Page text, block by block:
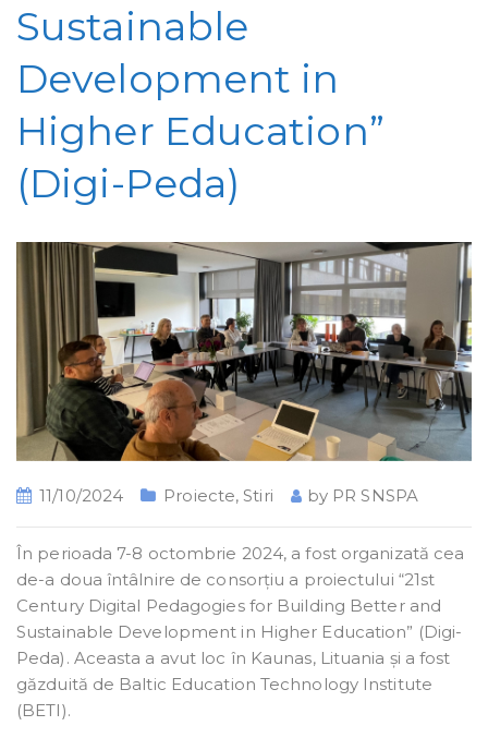
Sustainable
Development in
Higher Education”
(Digi-Peda)
11/10/2024 Proiecte,Stiri by PR SNSPA
În perioada 7-8 octombrie 2024, a fost organizată cea
de-a doua întâlnire de consorțiu a proiectului “21st
Century Digital Pedagogies for Building Better and
Sustainable Development in Higher Education” (Digi-
Peda). Aceasta a avut loc în Kaunas, Lituania și a fost
găzduită de Baltic Education Technology Institute
(BETI).